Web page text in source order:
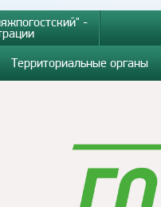
-
Территориальные органы